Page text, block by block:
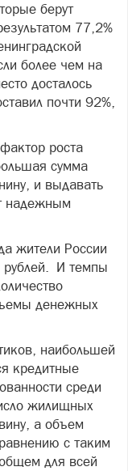
берут
77,2%
более чем на
досталось
почти 92%,
роста
сумма
и выдавать
надежным
жители России
рублей. И темпы
денежных
наибольшей
кредитные
среди
жилищных
а объем
с таким
для всей